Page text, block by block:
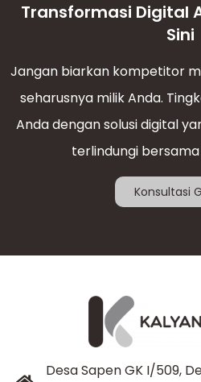
Transformasi Digital
Sini
Jangan biarkan kompetitor
seharusnya milik Anda.
Anda dengan solusi digital
terlindungi
Konsultasi
Desa Sapen GK I/509,